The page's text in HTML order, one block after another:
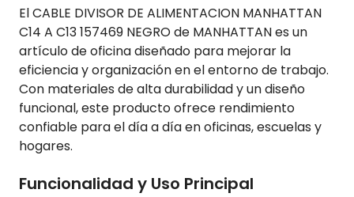
El CABLE DIVISOR DE ALIMENTACION MANHATTAN
C14 A C13 157469 NEGRO de MANHATTAN es un
artículo de oficina diseñado para mejorar la
eficiencia y organización en el entorno de trabajo.
Con materiales de alta durabilidad y un diseño
funcional, este producto ofrece rendimiento
confiable para el día a día en oficinas, escuelas y
hogares.
Funcionalidad y Uso Principal